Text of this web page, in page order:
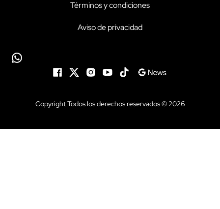
Términos y condiciones
Aviso de privacidad
Copyright Todos los derechos reservados © 2026